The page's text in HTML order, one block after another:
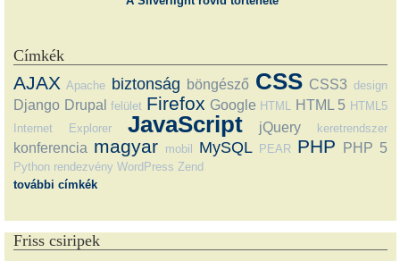
Címkék
AJAX Apache biztonság böngésző CSS CSS3 design
Django Drupal felület Firefox Google HTML HTML 5 HTML5
Internet Explorer
JavaScript jQuery keretrendszer
konferencia magyar mobil MySQL PEAR PHP PHP 5
Python rendezvény WordPress Zend
további címkék
Friss csiripek